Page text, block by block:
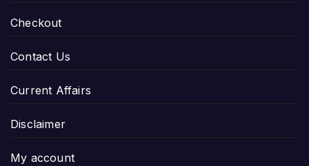
Checkout
Contact Us
Current Affairs
Disclaimer
My account